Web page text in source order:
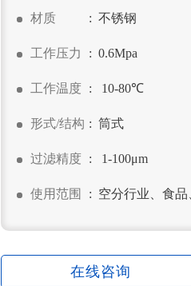
材质 : 不锈钢
工作压力 : 0.6Mpa
工作温度 : 10-80℃
形式/结构 : 筒式
过滤精度 : 1-100μm
使用范围 : 空分行业、食品
在线咨询